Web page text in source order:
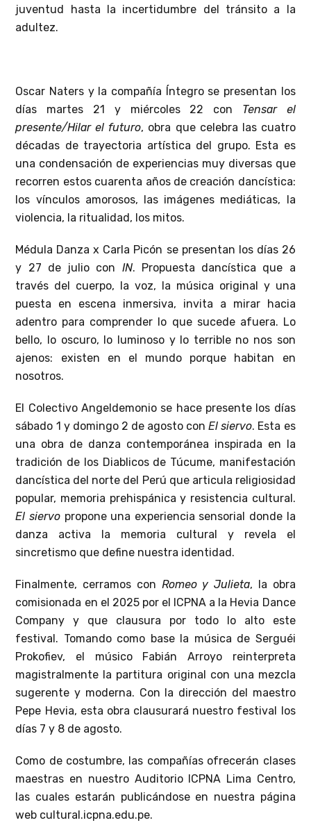
juventud hasta la incertidumbre del tránsito a la
adultez.
Oscar Naters y la compañía Íntegro se presentan los
días martes 21 y miércoles 22 con Tensar el
presente/Hilar el futuro, obra que celebra las cuatro
décadas de trayectoria artística del grupo. Esta es
una condensación de experiencias muy diversas que
recorren estos cuarenta años de creación dancística:
los vínculos amorosos, las imágenes mediáticas, la
violencia, la ritualidad, los mitos.
Médula Danza x Carla Picón se presentan los días 26
y 27 de julio con IN. Propuesta dancística que a
través del cuerpo, la voz, la música original y una
puesta en escena inmersiva, invita a mirar hacia
adentro para comprender lo que sucede afuera. Lo
bello, lo oscuro, lo luminoso y lo terrible no nos son
ajenos: existen en el mundo porque habitan en
nosotros.
El Colectivo Angeldemonio se hace presente los días
sábado 1 y domingo 2 de agosto conEl siervo. Esta es
una obra de danza contemporánea inspirada en la
tradición de los Diablicos de Túcume, manifestación
dancística del norte del Perú que articula religiosidad
popular, memoria prehispánica y resistencia cultural.
El siervo propone una experiencia sensorial donde la
danza activa la memoria cultural y revela el
sincretismo que define nuestra identidad.
Finalmente, cerramos con Romeo y Julieta, la obra
comisionada en el 2025 por el ICPNA a la Hevia Dance
Company y que clausura por todo lo alto este
festival. Tomando como base la música de Serguéi
Prokofiev, el músico Fabián Arroyo reinterpreta
magistralmente la partitura original con una mezcla
sugerente y moderna. Con la dirección del maestro
Pepe Hevia, esta obra clausurará nuestro festival los
días 7 y 8 de agosto.
Como de costumbre, las compañías ofrecerán clases
maestras en nuestro Auditorio ICPNA Lima Centro,
las cuales estarán publicándose en nuestra página
web cultural.icpna.edu.pe.